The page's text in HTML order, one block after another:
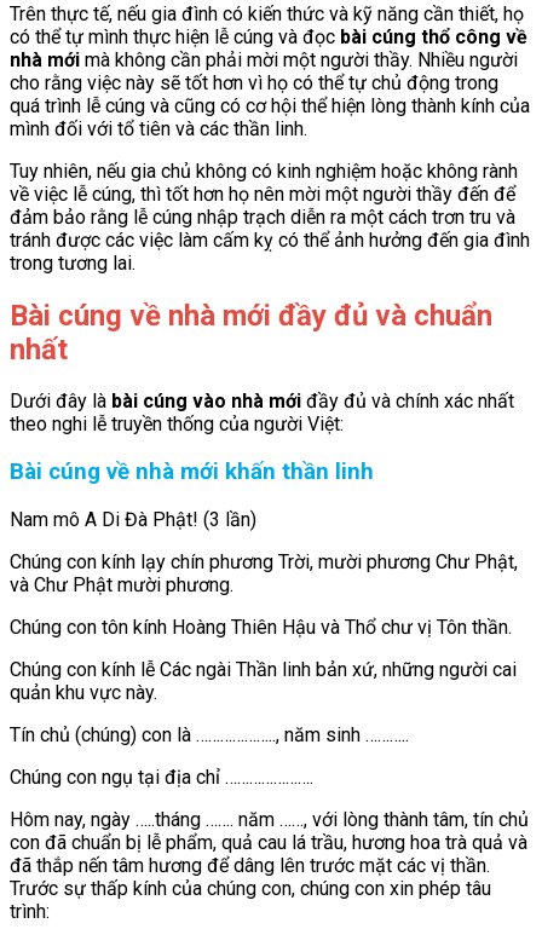
Trên thực tế, nếu gia đình có kiến thức và kỹ năng cần thiết, họ
có thể tự mình thực hiện lễ cúng và đọc bài cúng thổ công về
nhà mới mà không cần phải mời một người thầy. Nhiều người
cho rằng việc này sẽ tốt hơn vì họ có thể tự chủ động trong
quá trình lễ cúng và cũng có cơ hội thể hiện lòng thành kính của
mình đối với tổ tiên và các thần linh.
Tuy nhiên, nếu gia chủ không có kinh nghiệm hoặc không rành
về việc lễ cúng, thì tốt hơn họ nên mời một người thầy đến để
đảm bảo rằng lễ cúng nhập trạch diễn ra một cách trơn tru và
tránh được các việc làm cấm kỵ có thể ảnh hưởng đến gia đình
trong tương lai.
Bài cúng về nhà mới đầy đủ và chuẩn
nhất
Dưới đây là bài cúng vào nhà mới đầy đủ và chính xác nhất
theo nghi lễ truyền thống của người Việt:
Bài cúng về nhà mới khấn thần linh
Nam mô A Di Đà Phật! (3 lần)
Chúng con kính lạy chín phương Trời, mười phương Chư Phật,
và Chư Phật mười phương.
Chúng con tôn kính Hoàng Thiên Hậu và Thổ chư vị Tôn thần.
Chúng con kính lễ Các ngài Thần linh bản xứ, những người cai
quản khu vực này.
Tín chủ (chúng) con là ……………….., năm sinh ………..
Chúng con ngụ tại địa chỉ ………………….
Hôm nay, ngày …..tháng ……. năm ……, với lòng thành tâm, tín chủ
con đã chuẩn bị lễ phẩm, quả cau lá trầu, hương hoa trà quả và
đã thắp nến tâm hương để dâng lên trước mặt các vị thần.
Trước sự thấp kính của chúng con, chúng con xin phép tâu
trình: